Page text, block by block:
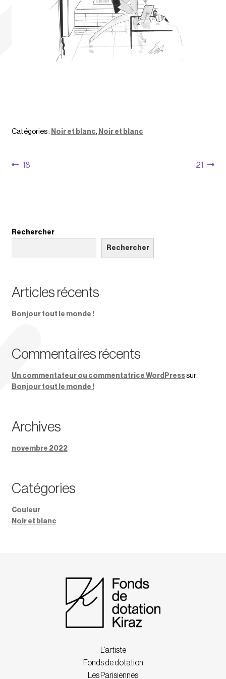
Catégories : Noir et blanc, Noir et blanc
Navigation
Article
18
Article
21
Rechercher
Rechercher
Articles récents
Bonjour tout le monde !
Commentaires récents
Un commentateur ou commentatrice WordPresssur
Bonjour tout le monde !
Archives
novembre 2022
Catégories
Couleur
Noir et blanc
L’artiste
Fonds de dotation
Les Parisiennes